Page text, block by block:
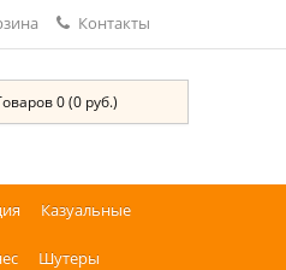
Контакты
0 (0 руб.)
Казуальные
Шутеры